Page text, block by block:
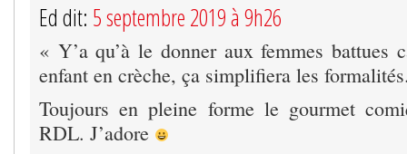
Ed dit: 5 septembre 2019 à 9h26
« Y’a qu’à le donner aux femmes battues
enfant en crèche, ça simplifiera les
Toujours en pleine forme le gourmet
RDL. J’adore